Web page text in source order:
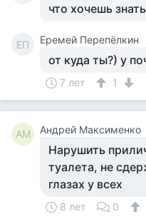
что хочешь
ЕП Еремей Перепёлкин
от куда ты?) у
7 лет 1
АМ Андрей Максименко
Нарушить
туалета, не
глазах у всех
8 лет 0